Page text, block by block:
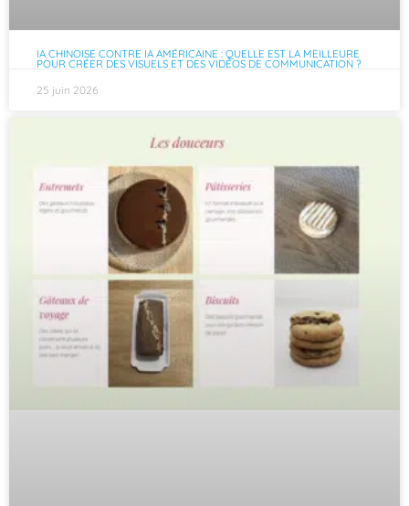
IA CHINOISE CONTRE IA AMÉRICAINE : QUELLE EST LA MEILLEURE
POUR CRÉER DES VISUELS ET DES VIDÉOS DE COMMUNICATION ?
25 juin 2026